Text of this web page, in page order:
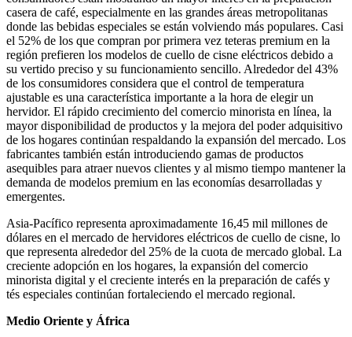
casera de café, especialmente en las grandes áreas metropolitanas
donde las bebidas especiales se están volviendo más populares. Casi
el 52% de los que compran por primera vez teteras premium en la
región prefieren los modelos de cuello de cisne eléctricos debido a
su vertido preciso y su funcionamiento sencillo. Alrededor del 43%
de los consumidores considera que el control de temperatura
ajustable es una característica importante a la hora de elegir un
hervidor. El rápido crecimiento del comercio minorista en línea, la
mayor disponibilidad de productos y la mejora del poder adquisitivo
de los hogares continúan respaldando la expansión del mercado. Los
fabricantes también están introduciendo gamas de productos
asequibles para atraer nuevos clientes y al mismo tiempo mantener la
demanda de modelos premium en las economías desarrolladas y
emergentes.
Asia-Pacífico representa aproximadamente 16,45 mil millones de
dólares en el mercado de hervidores eléctricos de cuello de cisne, lo
que representa alrededor del 25% de la cuota de mercado global. La
creciente adopción en los hogares, la expansión del comercio
minorista digital y el creciente interés en la preparación de cafés y
tés especiales continúan fortaleciendo el mercado regional.
Medio Oriente y África